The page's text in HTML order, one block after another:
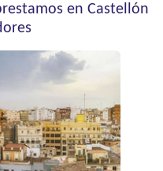
en Castellón